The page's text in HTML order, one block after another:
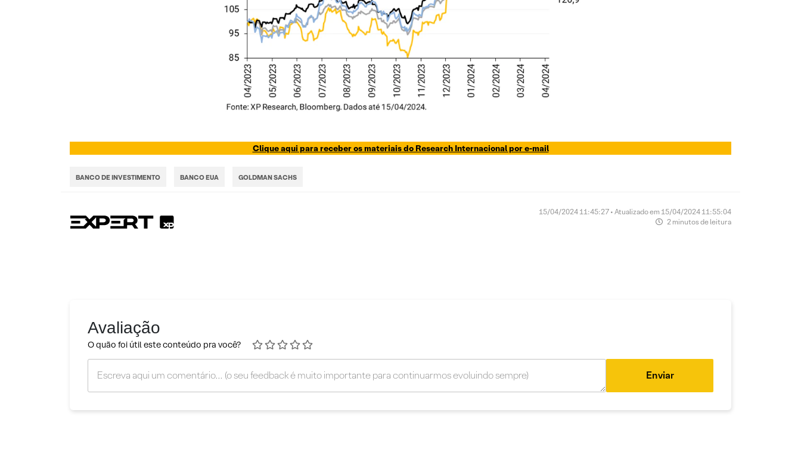
Clique aqui para receber os materiais do Research Internacional por e-mail
BANCO DE INVESTIMENTO BANCO EUA GOLDMAN SACHS
15/04/2024 11:45:27 • Atualizado em 15/04/2024 11:55:04
2 minutos de leitura
Avaliação
O quão foi útil este conteúdo pra você?
Enviar